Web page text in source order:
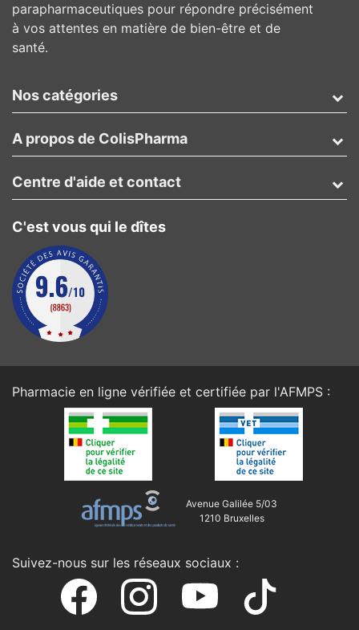
parapharmaceutiques pour répondre précisément
à vos attentes en matière de bien-être et de
santé.
Nos catégories
A propos de ColisPharma
C'est vous qui le dîtes
Centre d'aide et contact
Pharmacie en ligne vérifiée et certifiée par l'AFMPS :
Avenue Galilée 5/03
1210 Bruxelles
Suivez-nous sur les réseaux sociaux :